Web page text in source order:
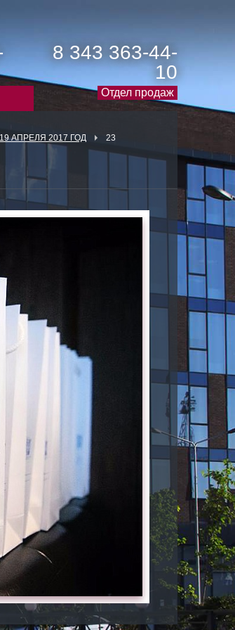
8 343 363-44-
10
Отдел продаж
АПРЕЛЯ 2017 ГОД 23